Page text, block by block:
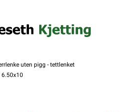
uten pigg - tettlenket